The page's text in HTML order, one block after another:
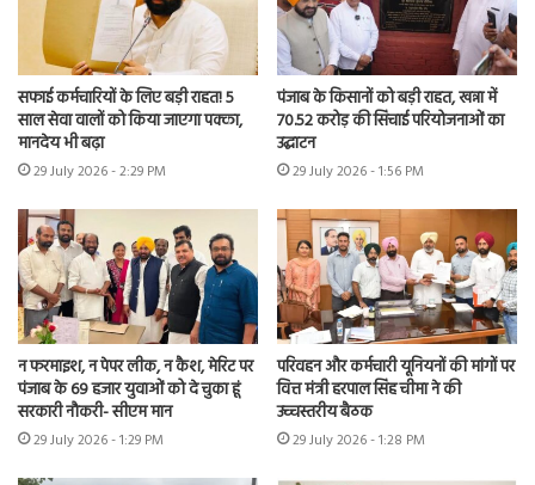
सफाई कर्मचारियों के लिए बड़ी राहत! 5
साल सेवा वालों को किया जाएगा पक्का,
मानदेय भी बढ़ा
29 July 2026 - 2:29 PM
पंजाब के किसानों को बड़ी राहत, खन्ना में
70.52 करोड़ की सिंचाई परियोजनाओं का
उद्घाटन
29 July 2026 - 1:56 PM
न फरमाइश, न पेपर लीक, न कैश, मेरिट पर
पंजाब के 69 हजार युवाओं को दे चुका हूं
सरकारी नौकरी- सीएम मान
29 July 2026 - 1:29 PM
परिवहन और कर्मचारी यूनियनों की मांगों पर
वित्त मंत्री हरपाल सिंह चीमा ने की
उच्चस्तरीय बैठक
29 July 2026 - 1:28 PM